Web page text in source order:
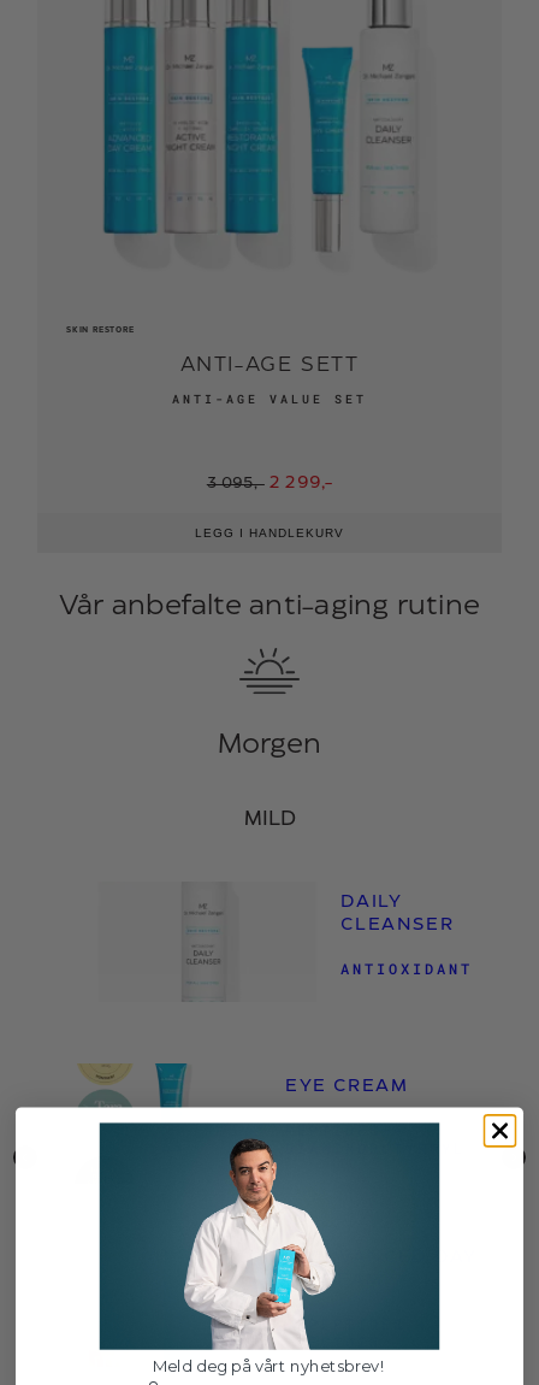
SKIN RESTORE
ANTI-AGE SETT
ANTI-AGE VALUE SET
3 095,- Opprinnelig
3
2 299,-Nåværende
2
LEGG I HANDLEKURV
Vår anbefalte anti-aging rutine
Morgen
MILD
DAILY
CLEANSER
ANTIOXIDANT
EYE CREAM
PEPTIDES +
ADVANCED DAY
CREAM
Meld deg på vårt nyhetsbrev!